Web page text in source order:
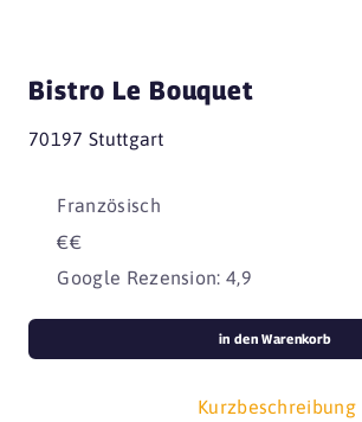
Bistro Le Bouquet
70197 Stuttgart
Französisch
€€
Google Rezension: 4,9
Kurzbeschreibung
in den Warenkorb